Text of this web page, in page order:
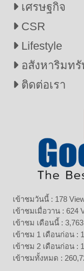
เศรษฐกิจ
CSR
Lifestyle
อสังหาริมทรั
ติดต่อเรา
เข้าชมวันนี้ : 178
เข้าชมเมื่อวาน : 624
เข้าชม เดือนนี้ :
เข้าชม 1 เดือนก่อน :
เข้าชม 2 เดือนก่อน :
เข้าชมทั้งหมด :